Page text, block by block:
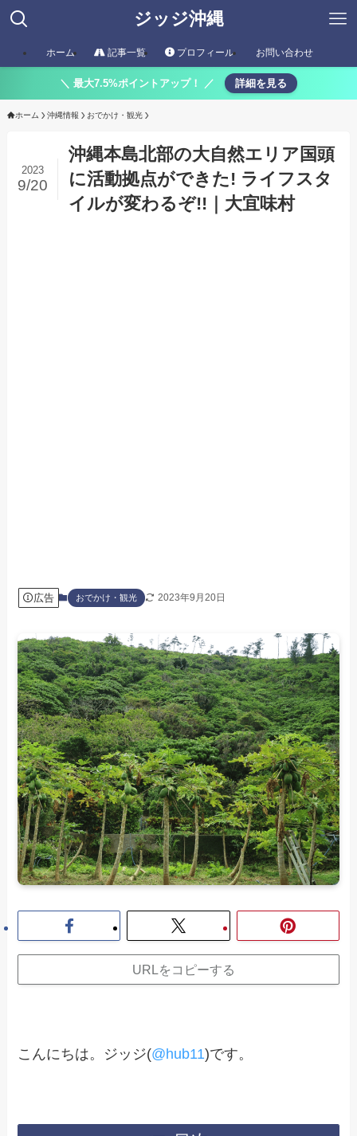
ジッジ沖縄
ホーム 記事一覧 プロフィール お問い合わせ
＼ 最大7.5%ポイントアップ！ ／ 詳細を見る
ホーム 沖縄情報 おでかけ・観光
沖縄本島北部の大自然エリア国頭
に活動拠点ができた! ライフスタ
イルが変わるぞ!!｜大宜味村
2023
9/20
広告 おでかけ・観光 2023年9月20日
URLをコピーする
こんにちは。ジッジ(@hub11)です。